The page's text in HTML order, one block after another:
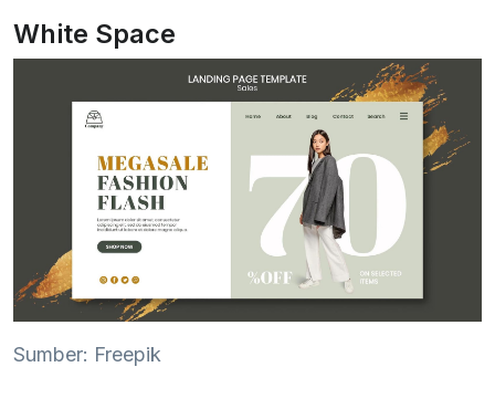
White Space
Sumber: Freepik